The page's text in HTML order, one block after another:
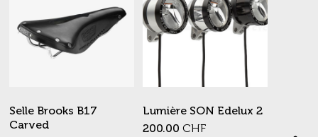
Selle Brooks B17
Carved
Lumière SON Edelux 2
200.00CHF